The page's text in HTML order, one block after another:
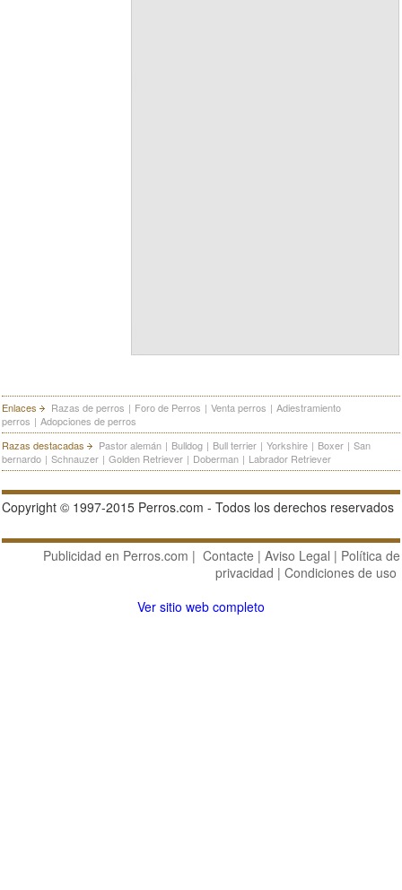
Enlaces Razas de perros | Foro de Perros | Venta perros | Adiestramiento
perros | Adopciones de perros
Razas destacadas
Pastor alemán | Bulldog | Bull terrier | Yorkshire | Boxer | San
bernardo | Schnauzer | Golden Retriever | Doberman | Labrador Retriever
Copyright © 1997-2015 Perros.com - Todos los derechos reservados
Publicidad en Perros.com | Contacte | Aviso Legal | Política de
privacidad | Condiciones de uso
Ver sitio web completo